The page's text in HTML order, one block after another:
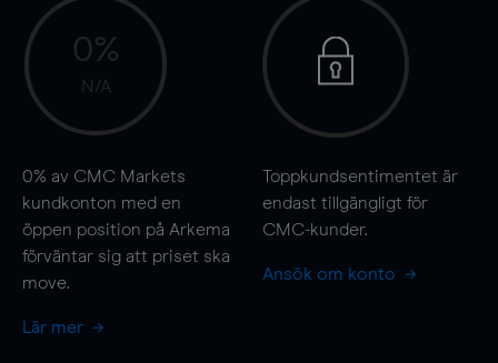
0%
N/A
0% av CMC Markets
kundkonton med en
öppen position på Arkema
förväntar sig att priset ska
move.
Lär mer
Toppkundsentimentet är
endast tillgängligt för
CMC-kunder.
Ansök om konto